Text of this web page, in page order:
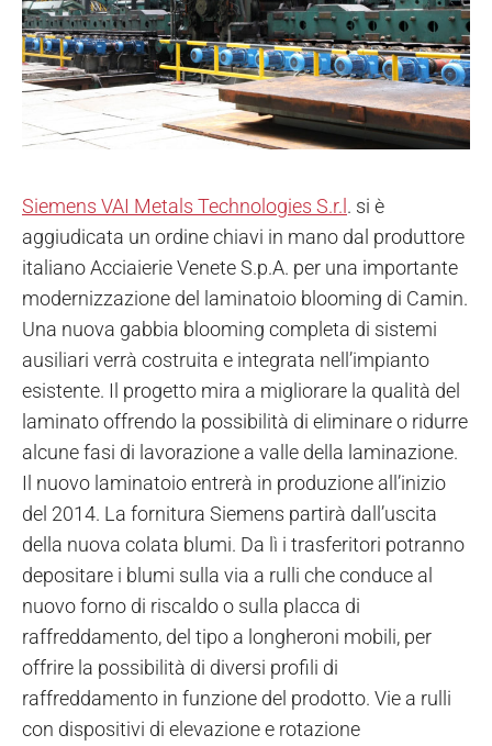
Siemens VAI Metals Technologies S.r.l . si è
aggiudicata un ordine chiavi in mano dal produttore
italiano Acciaierie Venete S.p.A. per una importante
modernizzazione del laminatoio blooming di Camin.
Una nuova gabbia blooming completa di sistemi
ausiliari verrà costruita e integrata nell’impianto
esistente. Il progetto mira a migliorare la qualità del
laminato offrendo la possibilità di eliminare o ridurre
alcune fasi di lavorazione a valle della laminazione.
Il nuovo laminatoio entrerà in produzione all’inizio
del 2014. La fornitura Siemens partirà dall’uscita
della nuova colata blumi. Da lì i trasferitori potranno
depositare i blumi sulla via a rulli che conduce al
nuovo forno di riscaldo o sulla placca di
raffreddamento, del tipo a longheroni mobili, per
offrire la possibilità di diversi profili di
raffreddamento in funzione del prodotto. Vie a rulli
con dispositivi di elevazione e rotazione